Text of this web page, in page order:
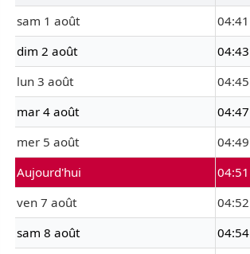
sam 1 août
04:41
dim 2 août
04:43
lun 3 août
04:45
mar 4 août
04:47
mer 5 août
04:49
Aujourd'hui
04:51
ven 7 août
04:52
sam 8 août
04:54